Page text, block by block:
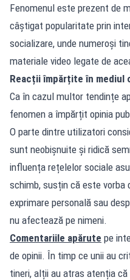
Fenomenul este prezent de
câștigat popularitate prin
socializare, unde numeroși
materiale video legate de
Reacții împărțite în mediul
Ca în cazul multor tendințe
fenomen a împărțit opinia
O parte dintre utilizatori
sunt neobișnuite și ridică
influența rețelelor sociale
schimb, susțin că este vorba
exprimare personală sau
nu afectează pe nimeni.
Comentariile apărute pe
de opinii. În timp ce unii au
tineri, alții au atras atenția